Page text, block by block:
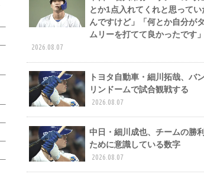
とか1点入れてくれと思ってい
んですけど」「何とか自分が
ムリーを打てて良かったです」
2026.08.07
トヨタ自動車・細川拓哉、バ
リンドームで試合観戦する
2026.08.07
中日・細川成也、チームの勝
ために意識している数字
2026.08.07